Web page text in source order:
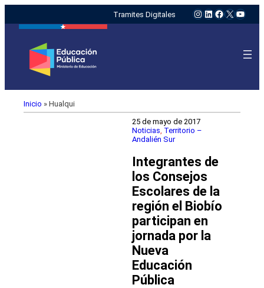
Tramites Digitales Instagram
LinkedIn
Facebook
X
Inicio » Hualqui
25 de mayo de 2017
Noticias Territorio –
Andalién Sur
Integrantes de
los Consejos
Escolares de la
región el Biobío
participan en
jornada por la
Nueva
Educación
Pública